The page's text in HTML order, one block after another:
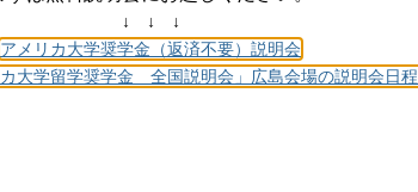
↓ ↓ ↓
アメリカ大学奨学金（返済不要）説明会
大学留学奨学金 全国説明会」広島会場の説明会日程